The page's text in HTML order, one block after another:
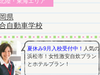
県
自動車学校
夏休み9月入校受付中！
人気の
浜松市！女性激安自炊プラン
とホテルプラン！